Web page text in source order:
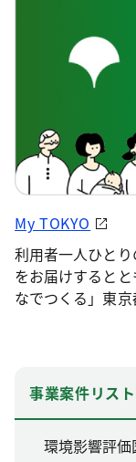
My TOKYO
利用者一人ひと
をお届けすると
なでつくる」東京
事業案件リスト
環境影響評